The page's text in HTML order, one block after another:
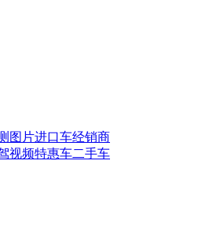
图片进口车经销商
视频特惠车二手车